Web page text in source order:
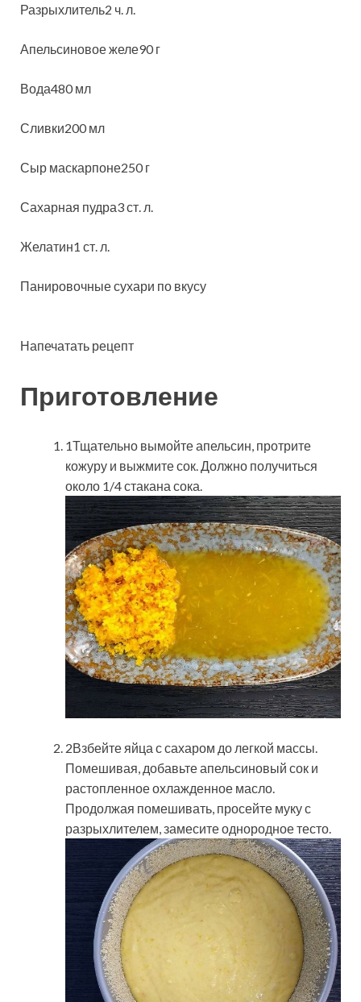
Разрыхлитель2 ч. л.
Апельсиновое желе90 г
Вода480 мл
Сливки200 мл
Сыр маскарпоне250 г
Сахарная пудра3 ст. л.
Желатин1 ст. л.
Панировочные сухари по вкусу
Напечатать рецепт
Приготовление
1Тщательно вымойте апельсин, протрите
кожуру и выжмите сок. Должно получиться
около 1/4 стакана сока.
2Взбейте яйца с сахаром до легкой массы.
Помешивая, добавьте апельсиновый сок и
растопленное охлажденное масло.
Продолжая помешивать, просейте муку с
разрыхлителем, замесите однородное тесто.